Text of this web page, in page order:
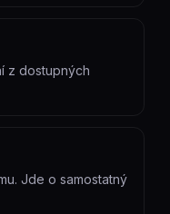
z dostupných
Jde o samostatný